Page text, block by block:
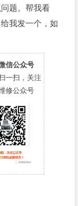
题。帮我看
我发一个，如
信公众号
一扫，关注
修公众号